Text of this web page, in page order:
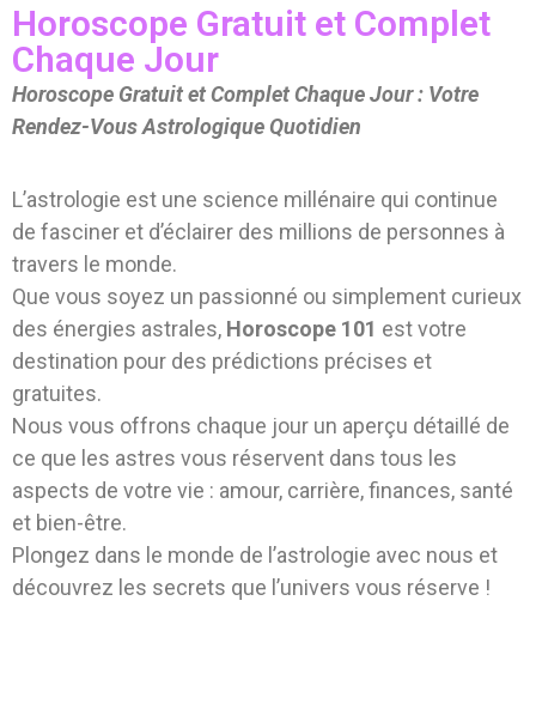
Horoscope Gratuit et Complet
Chaque Jour
Horoscope Gratuit et Complet Chaque Jour : Votre
Rendez-Vous Astrologique Quotidien
L’astrologie est une science millénaire qui continue
de fasciner et d’éclairer des millions de personnes à
travers le monde.
Que vous soyez un passionné ou simplement curieux
des énergies astrales, Horoscope 101 est votre
destination pour des prédictions précises et
gratuites.
Nous vous offrons chaque jour un aperçu détaillé de
ce que les astres vous réservent dans tous les
aspects de votre vie : amour, carrière, finances, santé
et bien-être.
Plongez dans le monde de l’astrologie avec nous et
découvrez les secrets que l’univers vous réserve !